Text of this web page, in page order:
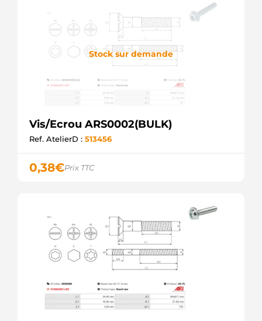
Stock sur demande
Vis/Ecrou ARS0002(BULK)
Ref. AtelierD : 513456
0,38€Prix TTC